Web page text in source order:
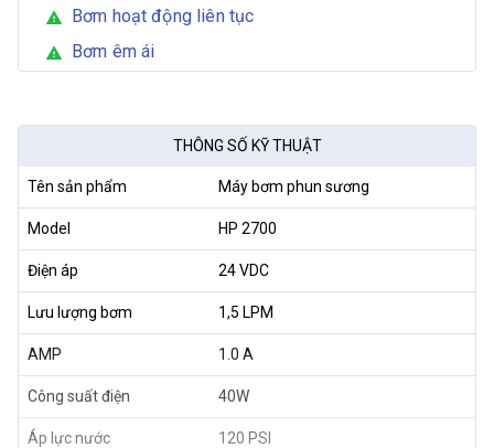
warning Bơm hoạt động liên tục
warning Bơm êm ái
THÔNG SỐ KỸ THUẬT
Tên sản phẩm Máy bơm phun sương
Model HP 2700
Điện áp 24 VDC
Lưu lượng bơm 1,5 LPM
AMP 1.0 A
Công suất điện 40W
Áp lực nước 120 PSI